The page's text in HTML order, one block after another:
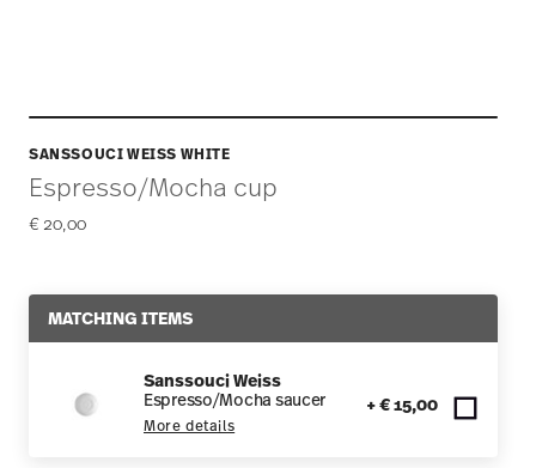
SANSSOUCI WEISS WHITE
Espresso/Mocha cup
€ 20,00
MATCHING ITEMS
Sanssouci Weiss
Espresso/Mocha saucer
More details
+ € 15,00